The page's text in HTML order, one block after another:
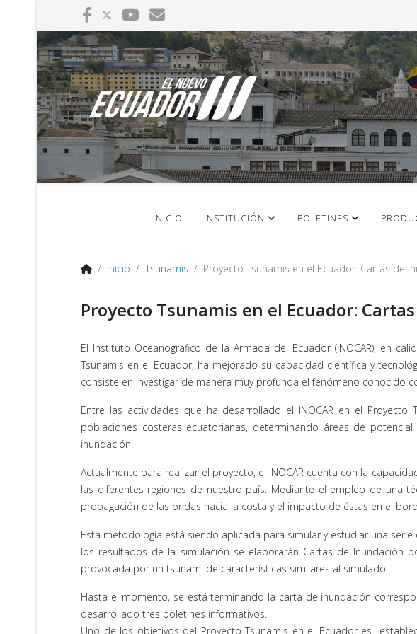
INICIO INSTITUCIÓN BOLETINES
Inicio Tsunamis Proyecto Tsunamis en el Ecuador: Cartas de
Proyecto Tsunamis en el Ecuador:
El Instituto Oceanográfico de la Armada del Ecuador (INOCAR), en
Tsunamis en el Ecuador, ha mejorado su capacidad científica y
consiste en investigar de manera muy profunda el fenómeno conocido
Entre las actividades que ha desarrollado el INOCAR en el
poblaciones costeras ecuatorianas, determinando áreas de
inundación.
Actualmente para realizar el proyecto, el INOCAR cuenta con la
las diferentes regiones de nuestro país. Mediante el empleo de una
propagación de las ondas hacia la costa y el impacto de éstas en el
Esta metodología está siendo aplicada para simular y estudiar una
los resultados de la simulación se elaborarán Cartas de Inundación
provocada por un tsunami de características similares al simulado.
Hasta el momento, se está terminando la carta de inundación
desarrollado tres boletines informativos.
Uno de los objetivos del Proyecto Tsunamis en el Ecuador es